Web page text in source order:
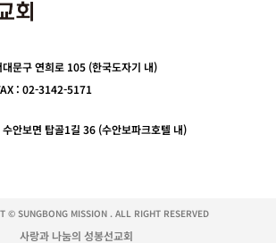
문구 연희로 105 (한국도자기 내)
: 02-3142-5171
안보면 탑골1길 36 (수안보파크호텔 내)
© SUNGBONG MISSION . ALL RIGHT RESERVED
사랑과 나눔의 성봉선교회